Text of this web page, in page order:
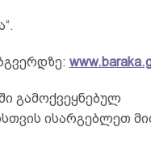
გამოქვეყნებულ
ისარგებლეთ